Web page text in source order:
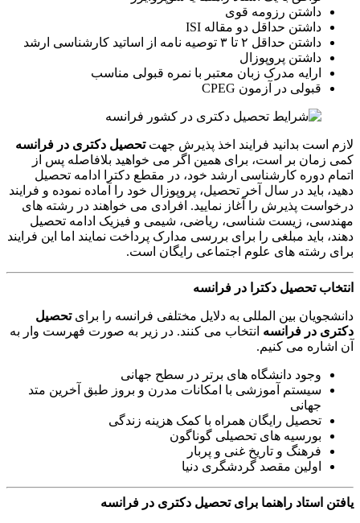
داشتن رزومه قوی
داشتن حداقل دو مقاله ISI
داشتن حداقل ۲ تا ۳ توصیه نامه از اساتید کارشناسی ارشد
داشتن پروپوزال
ارایه مدرک زبان معتبر با نمره قبولی مناسب
قبولی در آزمون CPEG
لازم است بدانید فرایند اخذ پذیرش جهتتحصیل دکتری در فرانسه
کمی زمان بر است، برای همین اگر می خواهید بلافاصله پس از
اتمام دوره کارشناسی ارشد خود، در مقطع دکترا ادامه تحصیل
دهید، باید در سال آخر تحصیل، پروپوزال خود را آماده نموده و فرایند
درخواست پذیرش را آغاز نمایید. افرادی می خواهند در رشته های
مهندسی، زیست شناسی، ریاضی، شیمی و فیزیک ادامه تحصیل
دهند، باید مبلغی را برای بررسی مدارک پرداخت نمایند اما این فرایند
برای رشته های علوم اجتماعی رایگان است.
انتخاب تحصیل دکترا در فرانسه
دانشجویان بین المللی به دلایل مختلفی فرانسه را برایتحصیل
دکتری در فرانسه انتخاب می کنند. در زیر به صورت فهرست وار به
آن اشاره می کنیم.
وجود دانشگاه های برتر در سطح جهانی
سیستم آموزشی با امکانات مدرن و بروز طبق آخرین متد
جهانی
تحصیل رایگان همراه با کمک هزینه زندگی
بورسیه های تحصیلی گوناگون
فرهنگ و تاریخ غنی و پربار
اولین مقصد گردشگری دنیا
یافتن استاد راهنما برایتحصیل دکتری در فرانسه